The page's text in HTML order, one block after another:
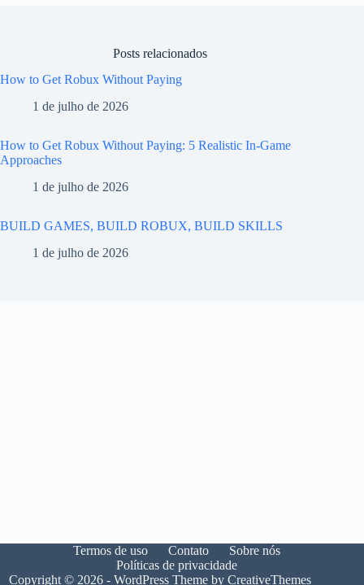
Posts relacionados
How to Get Robux Without Paying
1 de julho de 2026
How to Get Robux Without Paying: 5 Realistic In-Game
Approaches
1 de julho de 2026
BUILD GAMES, BUILD ROBUX, BUILD SKILLS
1 de julho de 2026
Termos de uso Contato
Sobre nós
Políticas de privacidade
Copyright © 2026 - WordPress Theme byCreativeThemes